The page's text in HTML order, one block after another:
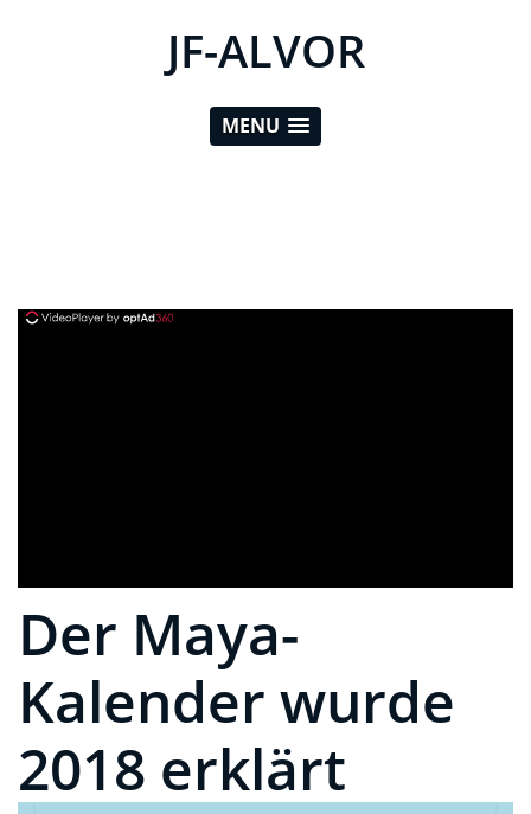
JF-ALVOR
MENU
Der Maya-
Kalender wurde
2018 erklärt